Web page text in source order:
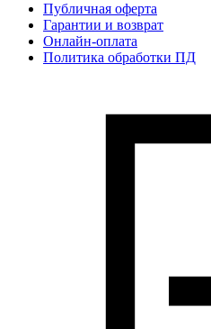
Публичная оферта
Гарантии и возврат
Онлайн-оплата
Политика обработки ПД